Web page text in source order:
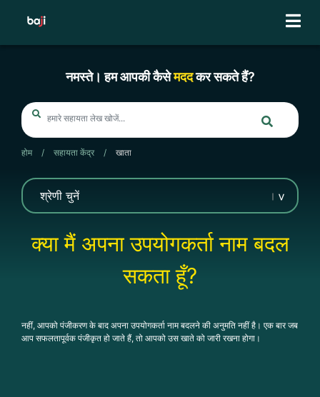
नमस्ते। हम आपकी कैसेमददकर सकते हैं?
होम / सहायता केंद्र / खाता
क्या मैं अपना उपयोगकर्ता नाम बदल
सकता हूँ?
नहीं, आपको पंजीकरण के बाद अपना उपयोगकर्ता नाम बदलने की अनुमति नहीं है। एक बार जब
आप सफलतापूर्वक पंजीकृत हो जाते हैं, तो आपको उस खाते को जारी रखना होगा।